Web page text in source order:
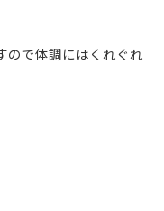
ので体調にはくれぐれ